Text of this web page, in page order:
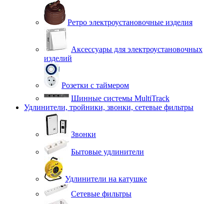
Ретро электроустановочные изделия
Аксессуары для электроустановочных
изделий
Розетки с таймером
Шинные системы MultiTrack
Удлинители, тройники, звонки, сетевые фильтры
Звонки
Бытовые удлинители
Удлинители на катушке
Сетевые фильтры